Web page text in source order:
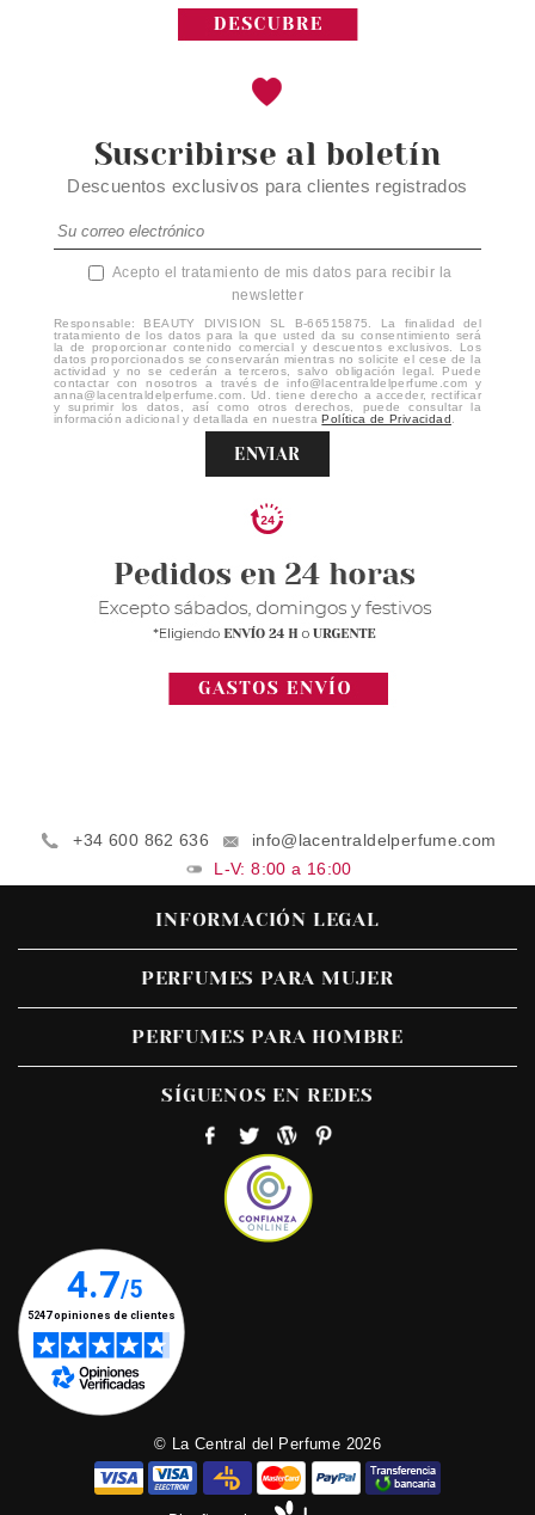
Suscribirse al boletín
Descuentos exclusivos para clientes registrados
Acepto el tratamiento de mis datos para recibir la
newsletter
Responsable: BEAUTY DIVISION SL B-66515875. La finalidad del
tratamiento de los datos para la que usted da su consentimiento será
la de proporcionar contenido comercial y descuentos exclusivos. Los
datos proporcionados se conservarán mientras no solicite el cese de la
actividad y no se cederán a terceros, salvo obligación legal. Puede
contactar con nosotros a través de info@lacentraldelperfume.com y
anna@lacentraldelperfume.com. Ud. tiene derecho a acceder, rectificar
y suprimir los datos, así como otros derechos, puede consultar la
información adicional y detallada en nuestraPolítica de Privacidad
ENVIAR
+34 600 862 636
info@lacentraldelperfume.com
L-V: 8:00 a 16:00
INFORMACIÓN LEGAL
PERFUMES PARA MUJER
PERFUMES PARA HOMBRE
SÍGUENOS EN REDES
© La Central del Perfume 2026